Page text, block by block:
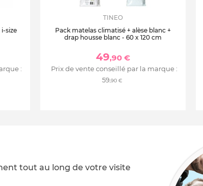
size
:
TINEO
Pack matelas climatisé + alèse blanc +
drap housse blanc - 60 x 120 cm
49,90 €
Prix de vente conseillé par la marque :
59,90 €
tout au long de votre visite